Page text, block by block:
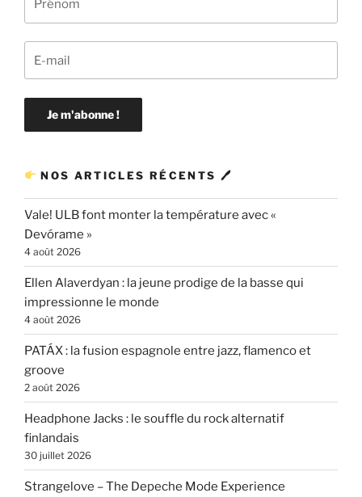
NOS ARTICLES RÉCENTS 🖊
Vale! ULB font monter la température avec «
Devórame »
4 août 2026
Ellen Alaverdyan : la jeune prodige de la basse qui
impressionne le monde
4 août 2026
PATÁX : la fusion espagnole entre jazz, flamenco et
groove
2 août 2026
Headphone Jacks : le souffle du rock alternatif
finlandais
30 juillet 2026
Strangelove – The Depeche Mode Experience